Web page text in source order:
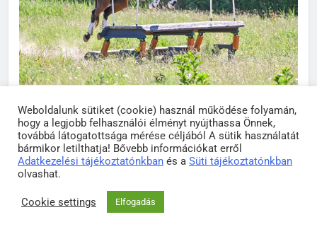
Weboldalunk sütiket (cookie) használ működése folyamán,
hogy a legjobb felhasználói élményt nyújthassa Önnek,
továbbá látogatottsága mérése céljából A sütik használatát
bármikor letilthatja! Bővebb információkat erről
Adatkezelési tájékoztatónkban és a Süti tájékoztatónkban
olvashat.
Cookie settings Elfogadás